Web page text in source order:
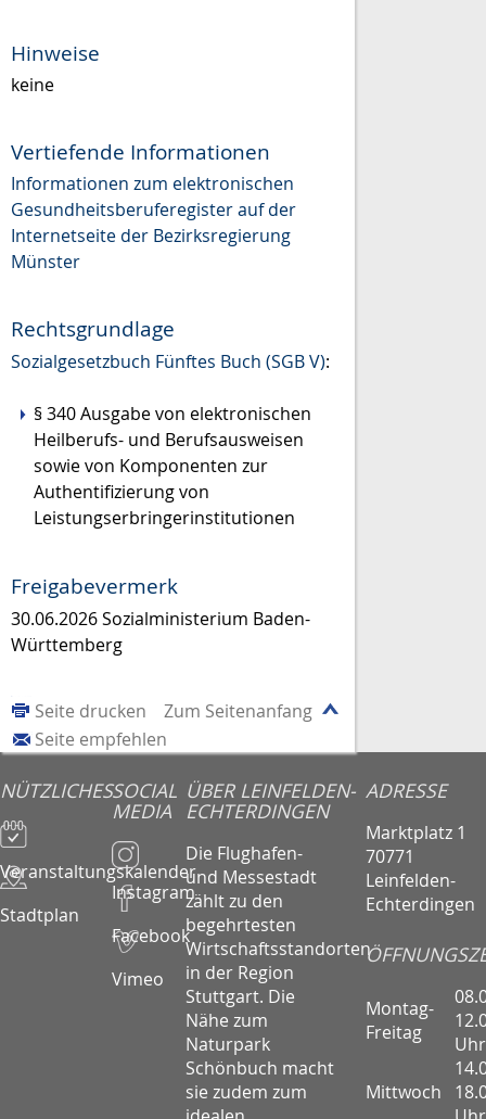
Hinweise
keine
Vertiefende Informationen
Informationen zum elektronischen
Gesundheitsberuferegister auf der
Internetseite der Bezirksregierung
Münster
Rechtsgrundlage
Sozialgesetzbuch Fünftes Buch (SGB V):
§ 340 Ausgabe von elektronischen
Heilberufs- und Berufsausweisen
sowie von Komponenten zur
Authentifizierung von
Leistungserbringerinstitutionen
Freigabevermerk
30.06.2026 Sozialministerium Baden-
Württemberg
Zum Seitenanfang
Seite drucken
Seite empfehlen
NÜTZLICHES
Veranstaltungskalender
Stadtplan
SOCIAL
MEDIA
Instagram
Facebook
Vimeo
ÜBER LEINFELDEN-
ECHTERDINGEN
Die Flughafen-
und Messestadt
zählt zu den
begehrtesten
Wirtschaftsstandorten
in der Region
Stuttgart. Die
Nähe zum
Naturpark
Schönbuch macht
sie zudem zum
ADRESSE
Marktplatz 1
70771
Leinfelden-
Echterdingen
Montag-
Freitag
Uhr
Mittwoch